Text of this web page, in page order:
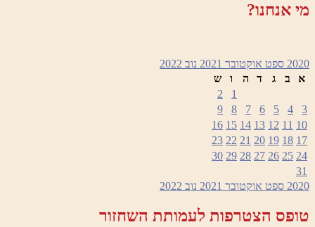
מי אנחנו?
2020 ספט אוקטובר 2021 נוב 2022
א
ב ג ד ה ו
ש
1
2
3
4
5
6
7
8
9
10
11
12
13
14
15
16
17
18
19
20
21
22
23
24
25
26
27
28
29
30
31
2020 ספט אוקטובר 2021 נוב 2022
טופס הצטרפות לעמותת השחזור